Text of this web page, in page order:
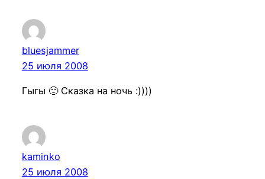
bluesjammer
25 июля 2008
Гыгы 🙂 Сказка на ночь :))))
kaminko
25 июля 2008